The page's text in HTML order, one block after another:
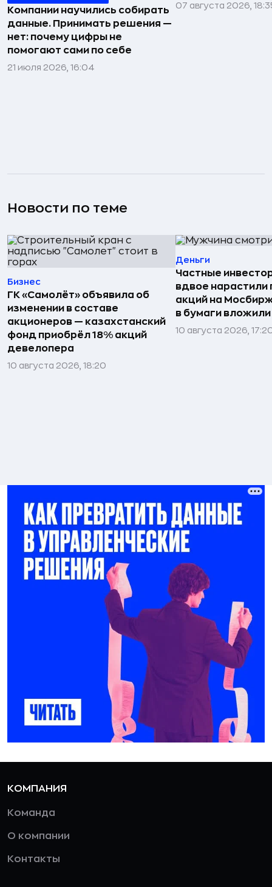
Компании научились собирать
данные. Принимать решения —
нет: почему цифры не
помогают сами по себе
21 июля 2026, 16:04
07 августа 2026,
Новости по теме
Бизнес
ГК «Самолёт» объявила об
изменении в составе
акционеров — казахстанский
фонд приобрёл 18% акций
девелопера
10 августа 2026, 18:20
Деньги
Частные
вдвое нарастили
акций на
в бумаги
10 августа 2026,
КОМПАНИЯ
Команда
О компании
Контакты